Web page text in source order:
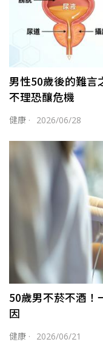
男性50歲後的難
不理恐釀危機
健康 · 2026/06/28
50歲男不菸不酒
因
健康 · 2026/06/21